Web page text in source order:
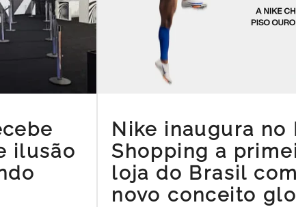
ilusão
Nike inaugura no
Shopping a
loja do Brasil
novo conceito